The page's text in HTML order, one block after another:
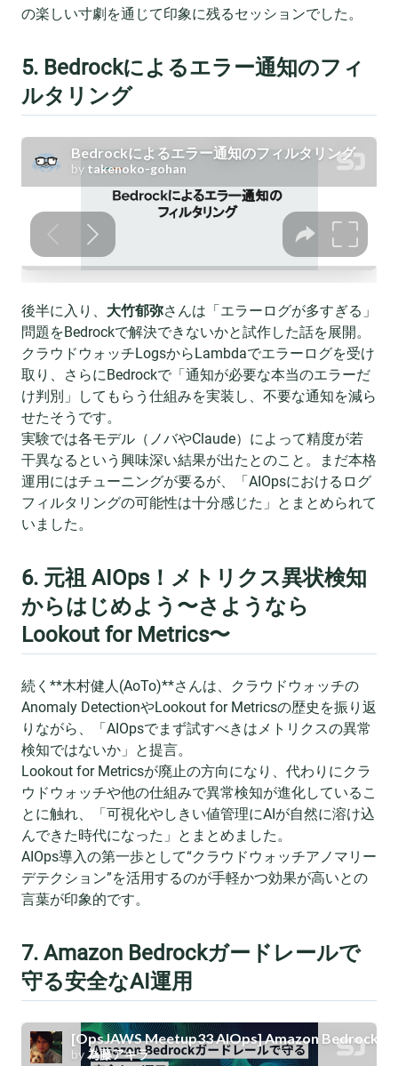
の楽しい寸劇を通じて印象に残るセッションでした。
5. Bedrockによるエラー通知のフィ
ルタリング
後半に入り、 大竹郁弥さんは「エラーログが多すぎる」
問題をBedrockで解決できないかと試作した話を展開。
クラウドウォッチLogsからLambdaでエラーログを受け
取り、さらにBedrockで「通知が必要な本当のエラーだ
け判別」してもらう仕組みを実装し、不要な通知を減ら
せたそうです。
実験では各モデル（ノバやClaude）によって精度が若
干異なるという興味深い結果が出たとのこと。まだ本格
運用にはチューニングが要るが、「AIOpsにおけるログ
フィルタリングの可能性は十分感じた」とまとめられて
いました。
6. 元祖 AIOps！メトリクス異状検知
からはじめよう〜さようなら
Lookout for Metrics〜
続く**木村健人(AoTo)**さんは、クラウドウォッチの
Anomaly DetectionやLookout for Metricsの歴史を振り返
りながら、「AIOpsでまず試すべきはメトリクスの異常
検知ではないか」と提言。
Lookout for Metricsが廃止の方向になり、代わりにクラ
ウドウォッチや他の仕組みで異常検知が進化しているこ
とに触れ、「可視化やしきい値管理にAIが自然に溶け込
んできた時代になった」とまとめました。
AIOps導入の第一歩として“クラウドウォッチアノマリー
デテクション”を活用するのが手軽かつ効果が高いとの
言葉が印象的です。
7. Amazon Bedrockガードレールで
守る安全なAI運用